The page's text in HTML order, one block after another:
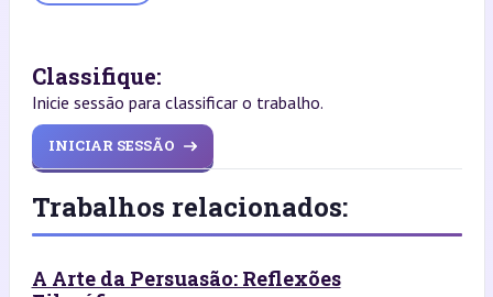
Classifique:
Inicie sessão para classificar o trabalho.
INICIAR SESSÃO
Trabalhos relacionados:
A Arte da Persuasão: Reflexões